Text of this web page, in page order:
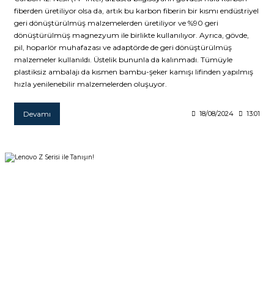
fiberden üretiliyor olsa da, artık bu karbon fiberin bir kısmı endüstriyel
geri dönüştürülmüş malzemelerden üretiliyor ve %90 geri
dönüştürülmüş magnezyum ile birlikte kullanılıyor. Ayrıca, gövde,
pil, hoparlör muhafazası ve adaptörde de geri dönüştürülmüş
malzemeler kullanıldı. Üstelik bununla da kalınmadı. Tümüyle
plastiksiz ambalajı da kısmen bambu-şeker kamışı lifinden yapılmış
hızla yenilenebilir malzemelerden oluşuyor.
Devamı 18/08/2024 13:01